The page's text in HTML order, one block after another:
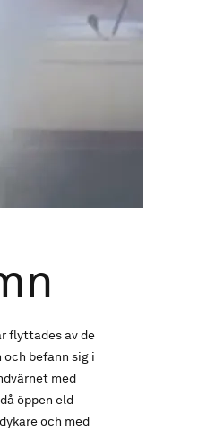
flyttades av de
och befann sig i
med
öppen eld
och med